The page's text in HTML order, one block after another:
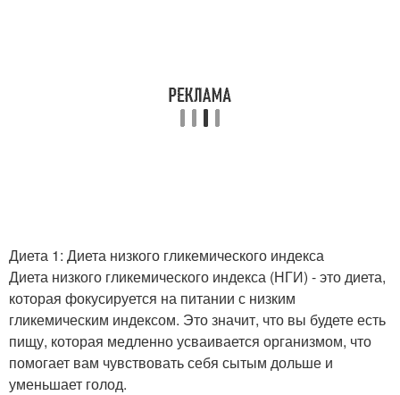
Диета 1: Диета низкого гликемического индекса
Диета низкого гликемического индекса (НГИ) - это диета,
которая фокусируется на питании с низким
гликемическим индексом. Это значит, что вы будете есть
пищу, которая медленно усваивается организмом, что
помогает вам чувствовать себя сытым дольше и
уменьшает голод.